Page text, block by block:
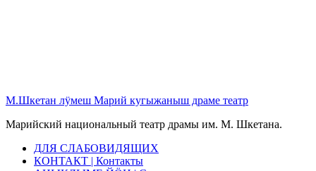
М.Шкетан лӱмеш Марий кугыжаныш драме театр
Марийский национальный театр драмы им. М. Шкетана.
ДЛЯ СЛАБОВИДЯЩИХ
КОНТАКТ | Контакты